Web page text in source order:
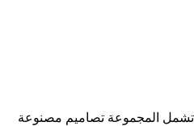
المجموعة تصاميم مصنوعة